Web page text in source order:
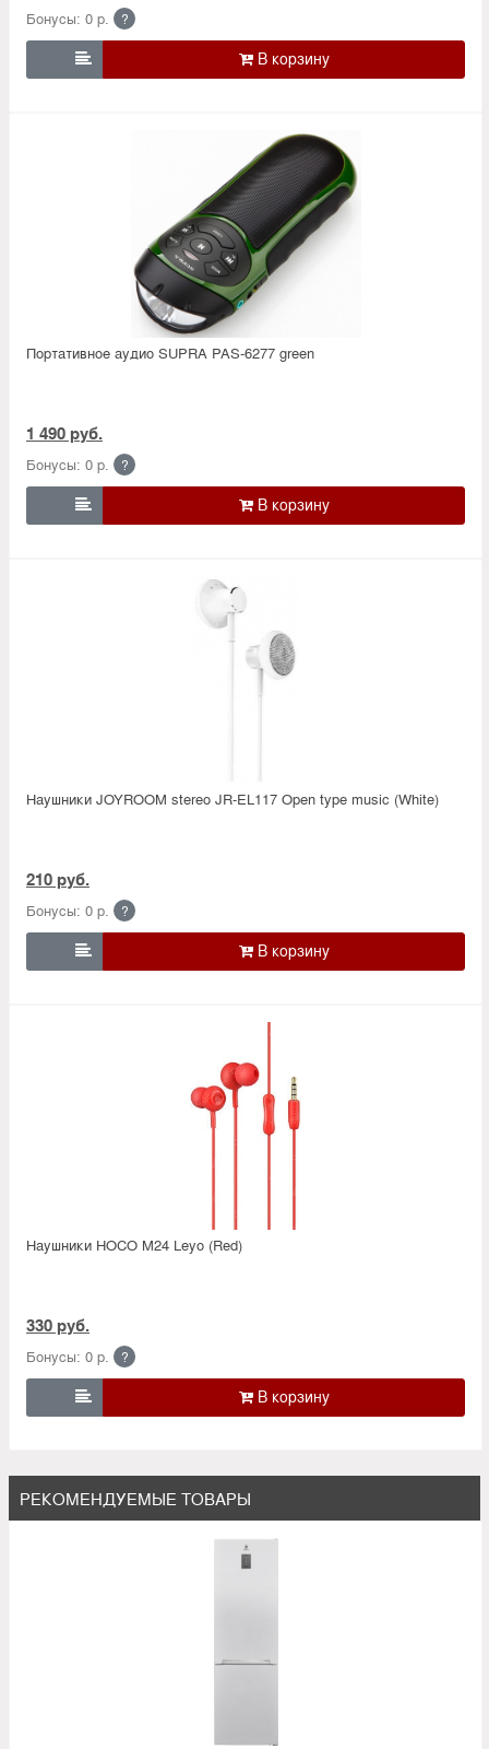
Бонусы: 0 р. ?

Портативное аудио SUPRA PAS-6277 green
1 490 руб.
Бонусы: 0 р. ?

Наушники JOYROOM stereo JR-EL117 Open type music (White)
210 руб.
Бонусы: 0 р. ?

Наушники HOCO M24 Leyo (Red)
330 руб.
Бонусы: 0 р. ?

РЕКОМЕНДУЕМЫЕ ТОВАРЫ